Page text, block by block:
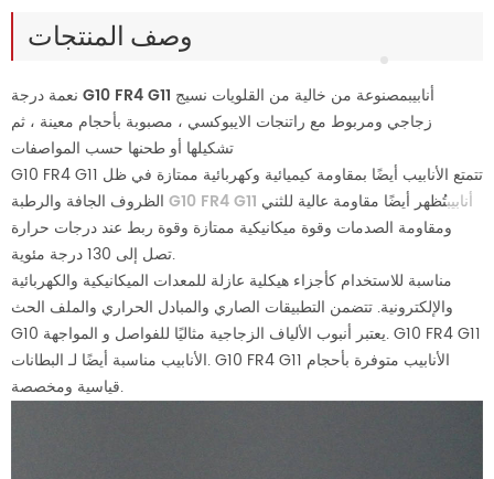
وصف المنتجات
نعمة درجة G10 FR4 G11 أنابيبمصنوعة من خالية من القلويات نسيج
زجاجي ومربوط مع راتنجات الايبوكسي ، مصبوبة بأحجام معينة ، ثم
تشكيلها أو طحنها حسب المواصفات
G10 FR4 G11 تتمتع الأنابيب أيضًا بمقاومة كيميائية وكهربائية ممتازة في ظل
الظروف الجافة والرطبة
G10 FR4 G11 أنابيبتُظهر أيضًا مقاومة عالية للثني
ومقاومة الصدمات وقوة ميكانيكية ممتازة وقوة ربط عند درجات حرارة
تصل إلى 130 درجة مئوية.
مناسبة للاستخدام كأجزاء هيكلية عازلة للمعدات الميكانيكية والكهربائية
والإلكترونية. تتضمن التطبيقات الصاري والمبادل الحراري والملف الحث
G10 يعتبر أنبوب الألياف الزجاجية مثاليًا للفواصل و المواجهة. G10 FR4 G11
الأنابيب مناسبة أيضًا لـ البطانات. G10 FR4 G11 الأنابيب متوفرة بأحجام
قياسية ومخصصة.